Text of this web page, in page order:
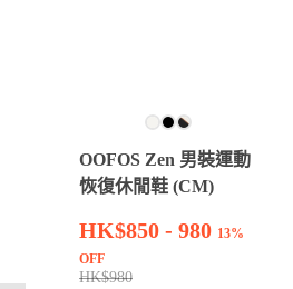
OOFOS Zen 男裝運動
恢復休閒鞋 (CM)
HK$850 - 980 13%
OFF
HK$980